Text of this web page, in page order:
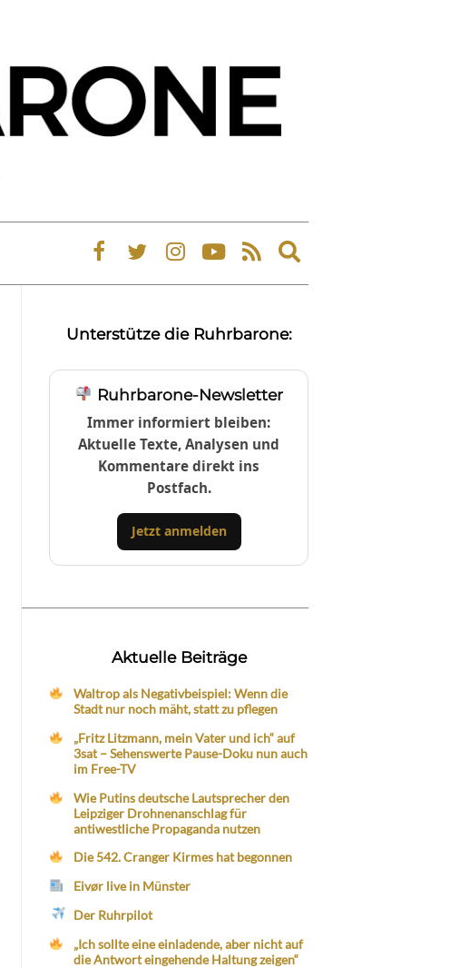
Expand
search
Unterstütze die Ruhrbarone:
Ruhrbarone-Newsletter
Immer informiert bleiben:
Aktuelle Texte, Analysen und
Kommentare direkt ins
Postfach.
Jetzt anmelden
Aktuelle Beiträge
Waltrop als Negativbeispiel: Wenn die
Stadt nur noch mäht, statt zu pflegen
„Fritz Litzmann, mein Vater und ich“ auf
3sat – Sehenswerte Pause-Doku nun auch
im Free-TV
Wie Putins deutsche Lautsprecher den
Leipziger Drohnenanschlag für
antiwestliche Propaganda nutzen
Die 542. Cranger Kirmes hat begonnen
Eivør live in Münster
Der Ruhrpilot
„Ich sollte eine einladende, aber nicht auf
die Antwort eingehende Haltung zeigen“